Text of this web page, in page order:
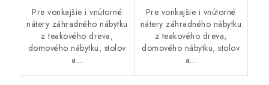
Pre vonkajšie i vnútorné
nátery záhradného nábytku
z teakového dreva,
domového nábytku, stolov
a...
Pre vonkajšie i vnútorné
nátery záhradného nábytku
z teakového dreva,
domového nábytku, stolov
a...